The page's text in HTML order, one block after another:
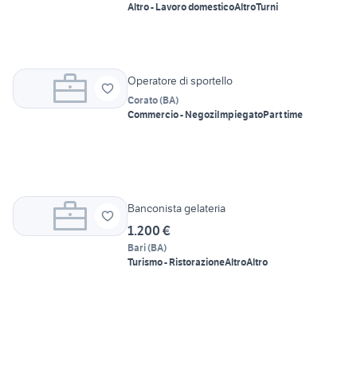
Altro - Lavoro domesticoAltroTurni
Operatore di sportello
Corato(BA)
Commercio - NegoziImpiegatoPart time
Banconista gelateria
1.200 €
Bari(BA)
Turismo - RistorazioneAltroAltro